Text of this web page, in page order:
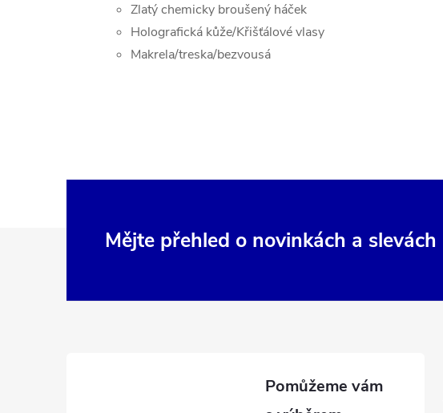
Zlatý chemicky broušený háček
Holografická kůže/Křišťálové vlasy
Makrela/treska/bezvousá
Mějte přehled o novinkách a slevách